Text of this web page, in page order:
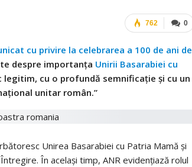
0
762
cu privire la celebrarea a 100 de ani de
despre importanța Unirii Basarabiei cu
cu o profundă semnificație și cu un
unitar român.”
Unirea Basarabiei cu Patria Mamă și
În același timp, ANR evidențiază rolul